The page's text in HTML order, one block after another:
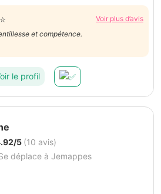
Voir plus d’avis
et compétence.
le profil
5 (10 avis)
déplace à Jemappes